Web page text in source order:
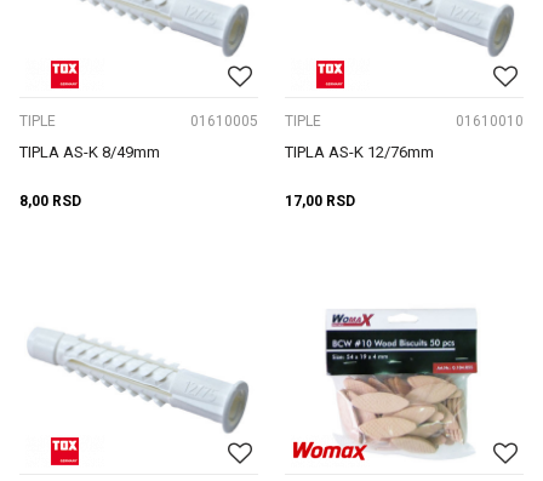
TIPLE 01610005
TIPLA AS-K 8/49mm
8,00 RSD
TIPLE 01610010
TIPLA AS-K 12/76mm
17,00 RSD